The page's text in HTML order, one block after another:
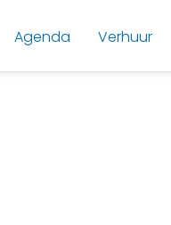
Agenda Verhuur